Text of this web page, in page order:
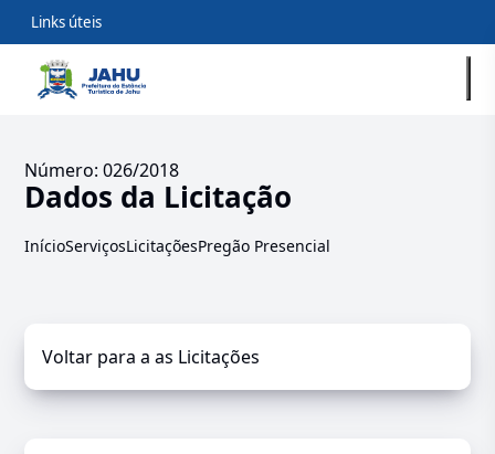
Links úteis
Número: 026/2018
Dados da Licitação
InícioServiçosLicitaçõesPregão Presencial
Voltar para a as Licitações